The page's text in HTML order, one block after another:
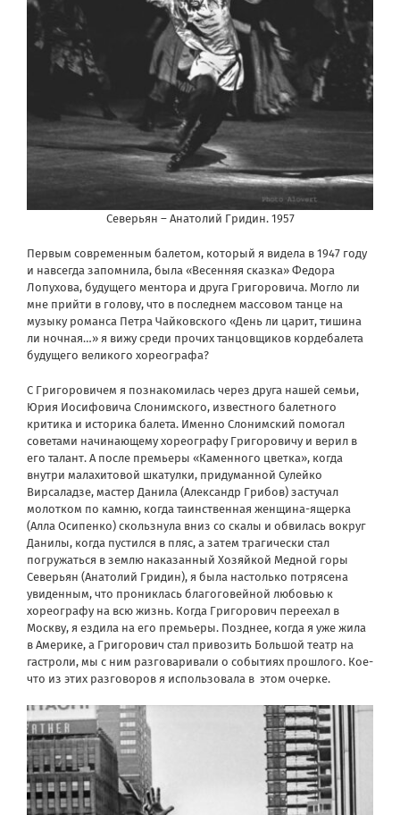
Северьян – Анатолий Гридин. 1957
Первым современным балетом, который я видела в 1947 году
и навсегда запомнила, была «Весенняя сказка» Федора
Лопухова, будущего ментора и друга Григоровича. Могло ли
мне прийти в голову, что в последнем массовом танце на
музыку романса Петра Чайковского «День ли царит, тишина
ли ночная…» я вижу среди прочих танцовщиков кордебалета
будущего великого хореографа?
С Григоровичем я познакомилась через друга нашей семьи,
Юрия Иосифовича Слонимского, известного балетного
критика и историка балета. Именно Слонимский помогал
советами начинающему хореографу Григоровичу и верил в
его талант. А после премьеры «Каменного цветка», когда
внутри малахитовой шкатулки, придуманной Сулейко
Вирсаладзе, мастер Данила (Александр Грибов) застучал
молотком по камню, когда таинственная женщина-ящерка
(Алла Осипенко) скользнула вниз со скалы и обвилась вокруг
Данилы, когда пустился в пляс, а затем трагически стал
погружаться в землю наказанный Хозяйкой Медной горы
Северьян (Анатолий Гридин), я была настолько потрясена
увиденным, что прониклась благоговейной любовью к
хореографу на всю жизнь. Когда Григорович переехал в
Москву, я ездила на его премьеры. Позднее, когда я уже жила
в Америке, а Григорович стал привозить Большой театр на
гастроли, мы с ним разговаривали о событиях прошлого. Кое-
что из этих разговоров я использовала в этом очерке.